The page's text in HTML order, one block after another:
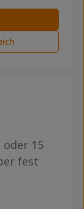
oder 15
fest